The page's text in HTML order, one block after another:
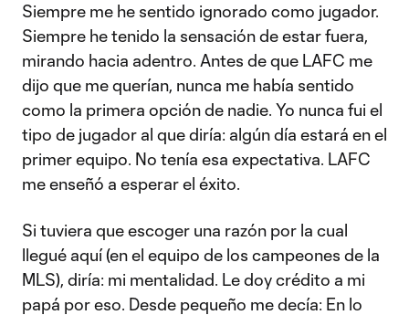
Siempre me he sentido ignorado como jugador.
Siempre he tenido la sensación de estar fuera,
mirando hacia adentro. Antes de que LAFC me
dijo que me querían, nunca me había sentido
como la primera opción de nadie. Yo nunca fui el
tipo de jugador al que diría: algún día estará en el
primer equipo. No tenía esa expectativa. LAFC
me enseñó a esperar el éxito.
Si tuviera que escoger una razón por la cual
llegué aquí (en el equipo de los campeones de la
MLS), diría: mi mentalidad. Le doy crédito a mi
papá por eso. Desde pequeño me decía: En lo